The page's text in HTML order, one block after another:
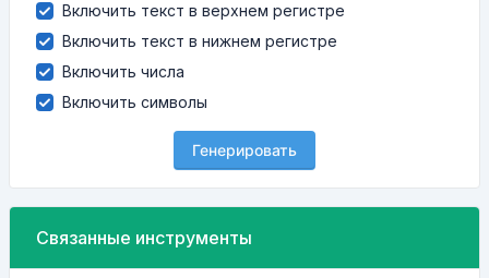
Включить текст в верхнем регистре
Включить текст в нижнем регистре
Включить числа
Включить символы
Генерировать
Связанные инструменты